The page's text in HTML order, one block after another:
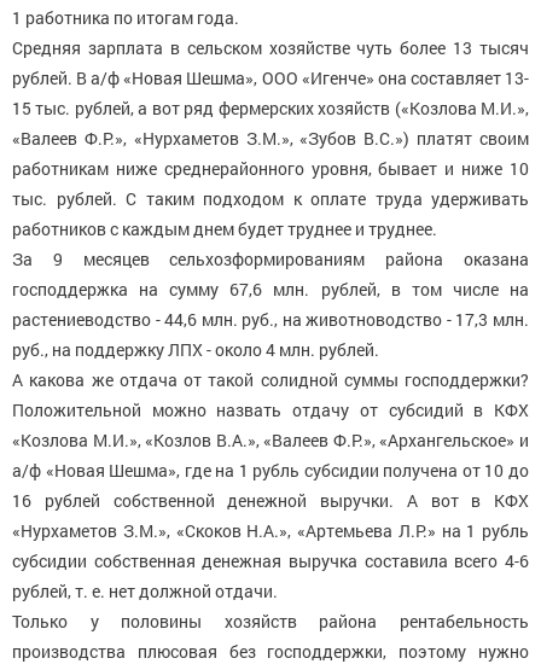
1 работника по итогам года.
Средняя зарплата в сельском хозяйстве чуть более 13 тысяч
рублей. В а/ф «Новая Шешма», ООО «Игенче» она составляет 13-
15 тыс. рублей, а вот ряд фермерских хозяйств («Козлова М.И.»,
«Валеев Ф.Р.», «Нурхаметов З.М.», «Зубов В.С.») платят своим
работникам ниже среднерайонного уровня, бывает и ниже 10
тыс. рублей. С таким подходом к оплате труда удерживать
работников с каждым днем будет труднее и труднее.
За 9 месяцев сельхозформированиям района оказана
господдержка на сумму 67,6 млн. рублей, в том числе на
растениеводство - 44,6 млн. руб., на животноводство - 17,3 млн.
руб., на поддержку ЛПХ - около 4 млн. рублей.
А какова же отдача от такой солидной суммы господдержки?
Положительной можно назвать отдачу от субсидий в КФХ
«Козлова М.И.», «Козлов В.А.», «Валеев Ф.Р.», «Архангельское» и
а/ф «Новая Шешма», где на 1 рубль субсидии получена от 10 до
16 рублей собственной денежной выручки. А вот в КФХ
«Нурхаметов З.М.», «Скоков Н.А.», «Артемьева Л.Р.» на 1 рубль
субсидии собственная денежная выручка составила всего 4-6
рублей, т. е. нет должной отдачи.
Только у половины хозяйств района рентабельность
производства плюсовая без господдержки, поэтому нужно